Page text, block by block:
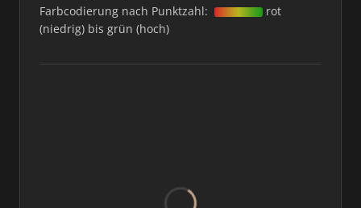
Farbcodierung nach Punktzahl:
rot
(niedrig) bis grün (hoch)